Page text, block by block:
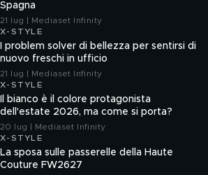
Spagna
21 lug | Mediaset Infinity
X-STYLE
I problem solver di bellezza per sentirsi di
nuovo freschi in ufficio
21 lug | Mediaset Infinity
X-STYLE
Il bianco è il colore protagonista
dell'estate 2026, ma come si porta?
20 lug | Mediaset Infinity
X-STYLE
La sposa sulle passerelle della Haute
Couture FW2627